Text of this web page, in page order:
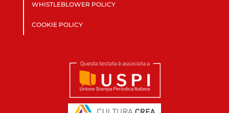
WHISTLEBLOWER POLICY
COOKIE POLICY